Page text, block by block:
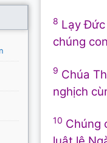
8 Lạy
chúng
9 Chúa
nghịch
10 Chúng